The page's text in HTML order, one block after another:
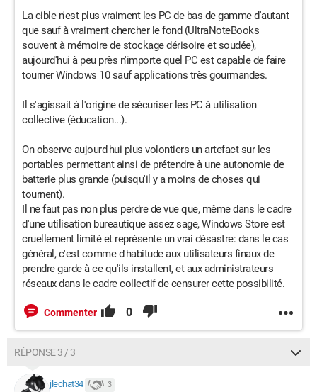
La cible n'est plus vraiment les PC de bas de gamme d'autant
que sauf à vraiment chercher le fond (UltraNoteBooks
souvent à mémoire de stockage dérisoire et soudée),
aujourd'hui à peu près n'importe quel PC est capable de faire
tourner Windows 10 sauf applications très gourmandes.
Il s'agissait à l'origine de sécuriser les PC à utilisation
collective (éducation...).
On observe aujourd'hui plus volontiers un artefact sur les
portables permettant ainsi de prétendre à une autonomie de
batterie plus grande (puisqu'il y a moins de choses qui
tournent).
Il ne faut pas non plus perdre de vue que, même dans le cadre
d'une utilisation bureautique assez sage, Windows Store est
cruellement limité et représente un vrai désastre: dans le cas
général, c'est comme d'habitude aux utilisateurs finaux de
prendre garde à ce qu'ils installent, et aux administrateurs
réseaux dans le cadre collectif de censurer cette possibilité.
Commenter 0
RÉPONSE 3 / 3
jlechat34 3